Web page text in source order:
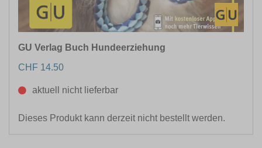
GU Verlag Buch Hundeerziehung
CHF 14.50
aktuell nicht lieferbar
Dieses Produkt kann derzeit nicht bestellt werden.